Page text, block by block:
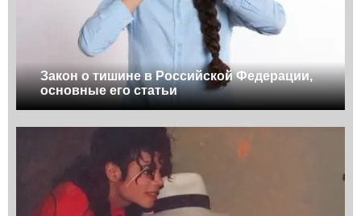
Закон о тишине в Российской Федерации,
основные его статьи